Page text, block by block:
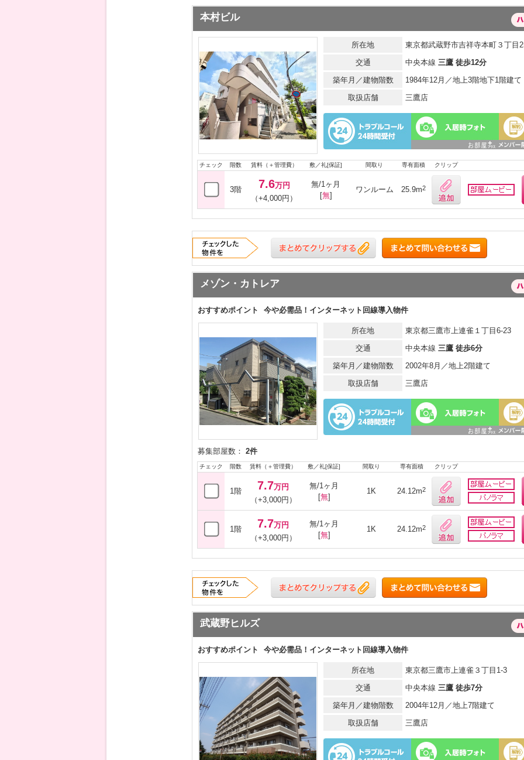
本村ビル
所在地
東京都武蔵野市吉祥寺本町３丁目
交通
中央本線 三鷹 徒歩12分
築年月／建物階数
1984年12月／地上3階地下1階建て
取扱店舗
三鷹店
チェック 階数 賃料（＋管理費） 敷／礼[保証] 間取り 専有面積 クリップ
3階 7.6万円
（+4,000円）
無/1ヶ月
[無]
ワンルーム 25.9m2
メゾン・カトレア
おすすめポイント 今や必需品！インターネット回線導入物件
所在地
東京都三鷹市上連雀１丁目6-23
交通
中央本線 三鷹 徒歩6分
築年月／建物階数
2002年8月／地上2階建て
取扱店舗
三鷹店
募集部屋数： 2件
チェック 階数 賃料（＋管理費） 敷／礼[保証] 間取り 専有面積 クリップ
1階 7.7万円
（+3,000円）
無/1ヶ月
[無]
1K 24.12m2
1階 7.7万円
（+3,000円）
無/1ヶ月
[無]
1K 24.12m2
武蔵野ヒルズ
おすすめポイント 今や必需品！インターネット回線導入物件
所在地
東京都三鷹市上連雀３丁目1-3
交通
中央本線 三鷹 徒歩7分
築年月／建物階数
2004年12月／地上7階建て
取扱店舗
三鷹店